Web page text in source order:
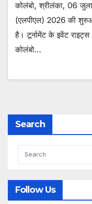
कोलंबो, श्रीलंका, 06
(एलपीएल) 2026 की
है। टूर्नामेंट के इवेंट
कोलंबो…
Search
Follow Us